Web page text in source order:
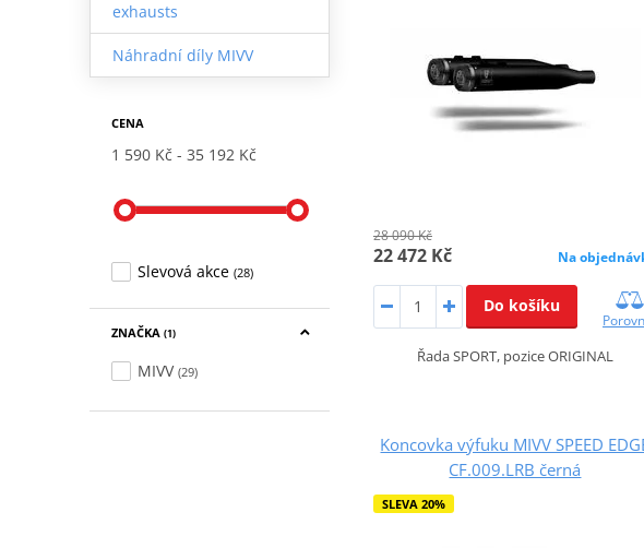
exhausts
Náhradní díly MIVV
CENA
1 590 Kč 35 192 Kč
Slevová akce (28)
ZNAČKA (1)
MIVV (29)
28 090 Kč
22 472 Kč Na
Do košíku
Řada SPORT, pozice ORIGINAL
Koncovka výfuku MIVV SPEED
CF.009.LRB černá
SLEVA 20%